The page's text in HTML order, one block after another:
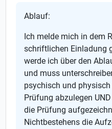
Ablauf:
Ich melde mich in dem
schriftlichen Einladung
werde ich über den
und muss
psychisch und
Prüfung abzulegen
die Prüfung
Nichtbestehens die